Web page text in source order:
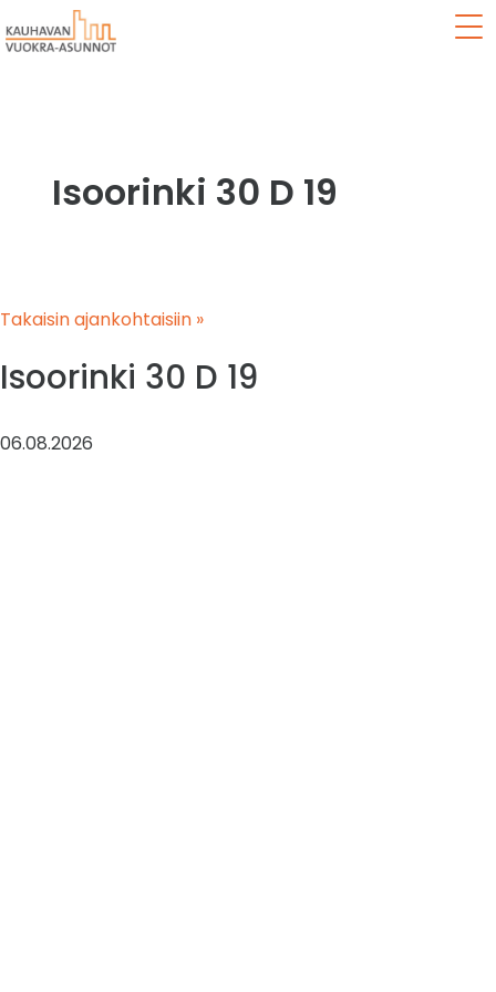
Isoorinki 30 D 19
Takaisin ajankohtaisiin »
Isoorinki 30 D 19
06.08.2026